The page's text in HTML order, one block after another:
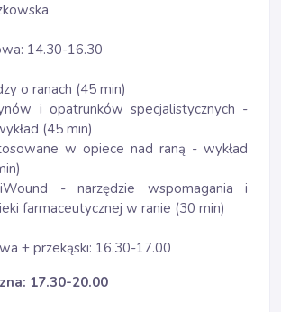
14.30-16.30
o ranach (45 min)
i opatrunków specjalistycznych -
(45 min)
w opiece nad raną - wykład
- narzędzie wspomagania i
farmaceutycznej w ranie (30 min)
+ przekąski: 16.30-17.00
17.30-20.00